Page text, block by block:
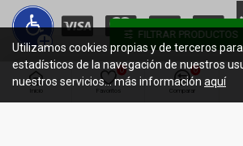
Inicio Favoritos
0
Comparar
0
Utilizamos cookies propias y de terceros
estadísticos de la navegación de nuestros
nuestros servicios... más información aquí
FILTRAR PRODUCTOS